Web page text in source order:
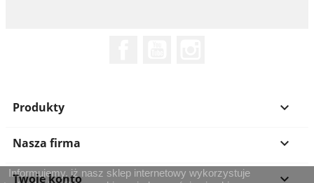
Produkty 
Nasza firma 
Twoje konto 
Informujemy, iż nasz sklep internetowy wykorzystuje